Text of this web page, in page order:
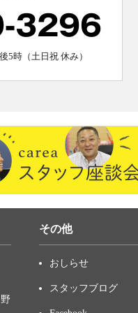
3296
5時（土日祝 休み）
その他
おしらせ
スタッフブログ